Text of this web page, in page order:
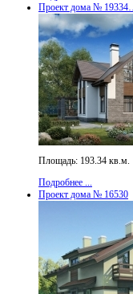
Проект дома № 19334…
Площадь: 193.34 кв.м.
Подробнее ...
Проект дома № 16530